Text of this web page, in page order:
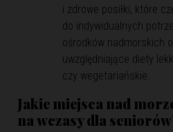
i zdrowe posiłki, które
do indywidualnych
ośrodków nadmorskich
uwzględniające diety
czy wegetariańskie.
Jakie miejsca nad
na wczasy dla